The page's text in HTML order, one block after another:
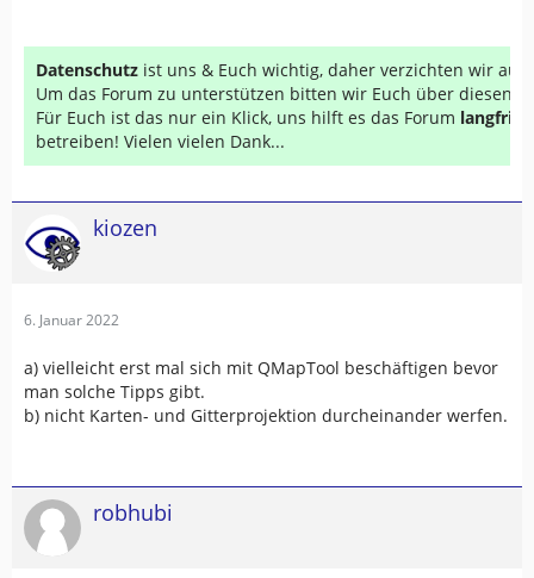
Datenschutz ist uns & Euch wichtig, daher verzichten wir auf
Um das Forum zu unterstützen bitten wir Euch über diesen
Für Euch ist das nur ein Klick, uns hilft es das Forum
betreiben! Vielen vielen Dank...
kiozen
6. Januar 2022
a) vielleicht erst mal sich mit QMapTool beschäftigen bevor
man solche Tipps gibt.
b) nicht Karten- und Gitterprojektion durcheinander werfen.
robhubi